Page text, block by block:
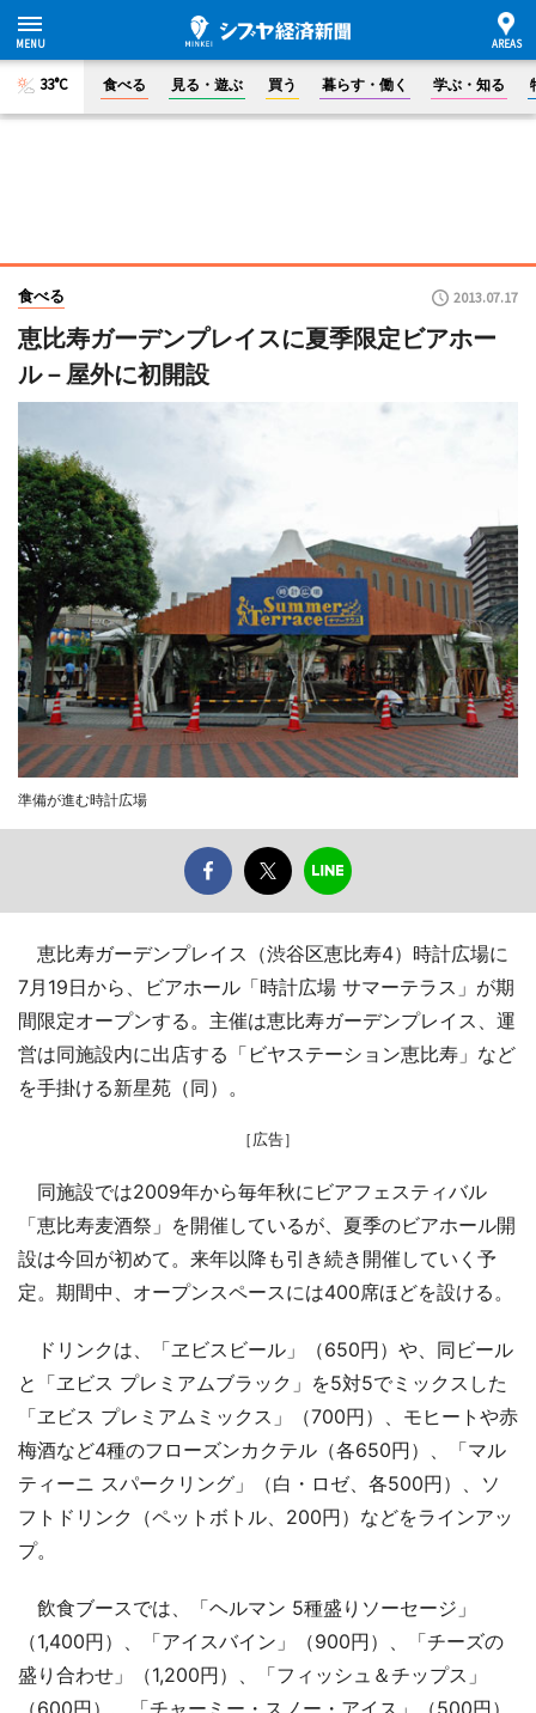
33°C 食べる 見る・遊ぶ 買う 暮らす・働く 学ぶ・知る
食べる 2013.07.17
恵比寿ガーデンプレイスに夏季限定ビアホー
ル－屋外に初開設
準備が進む時計広場
恵比寿ガーデンプレイス（渋谷区恵比寿4）時計広場に
7月19日から、ビアホール「時計広場 サマーテラス」が期
間限定オープンする。主催は恵比寿ガーデンプレイス、運
営は同施設内に出店する「ビヤステーション恵比寿」など
を手掛ける新星苑（同）。
［広告］
同施設では2009年から毎年秋にビアフェスティバル
「恵比寿麦酒祭」を開催しているが、夏季のビアホール開
設は今回が初めて。来年以降も引き続き開催していく予
定。期間中、オープンスペースには400席ほどを設ける。
ドリンクは、「ヱビスビール」（650円）や、同ビール
と「ヱビス プレミアムブラック」を5対5でミックスした
「ヱビス プレミアムミックス」（700円）、モヒートや赤
梅酒など4種のフローズンカクテル（各650円）、「マル
ティーニ スパークリング」（白・ロゼ、各500円）、ソ
フトドリンク（ペットボトル、200円）などをラインアッ
プ。
飲食ブースでは、「ヘルマン 5種盛りソーセージ」
（1,400円）、「アイスバイン」（900円）、「チーズの
盛り合わせ」（1,200円）、「フィッシュ＆チップス」
（600円）、「チャーミー・スノー・アイス」（500円）